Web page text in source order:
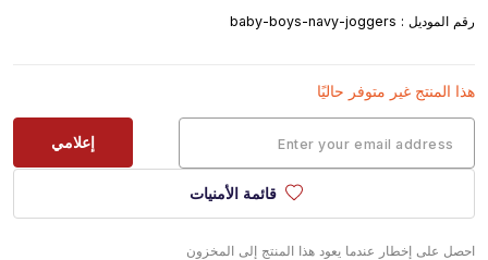
رقم الموديل :
baby-boys-navy-joggers
هذا المنتج غير متوفر حاليًا
إعلامي
قائمة الأمنيات
احصل على إخطار عندما يعود هذا المنتج إلى المخزون